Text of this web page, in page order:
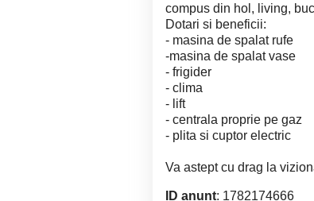
compus din hol, living,
Dotari si beneficii:
- masina de spalat rufe
-masina de spalat vase
- frigider
- clima
- lift
- centrala proprie pe gaz
- plita si cuptor electric
Va astept cu drag la
ID anunț: 1782174666